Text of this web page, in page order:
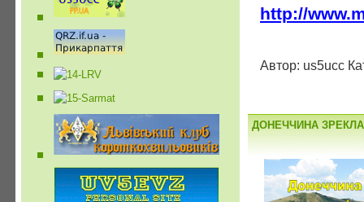
http://
Автор: us5ucc
ДОНЕЧЧИНА